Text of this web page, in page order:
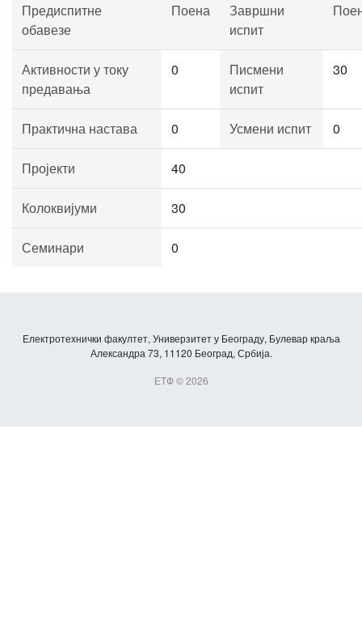
Предиспитне
обавезе
Поена
Завршни
испит
Активности у току
предавања
0
Писмени
испит
30
Практична настава 0 Усмени испит 0
Пројекти 40
Колоквијуми 30
Семинари 0
Електротехнички факултет, Универзитет у Београду, Булевар краља
Александра 73, 11120 Београд, Србија.
ЕТФ © 2026